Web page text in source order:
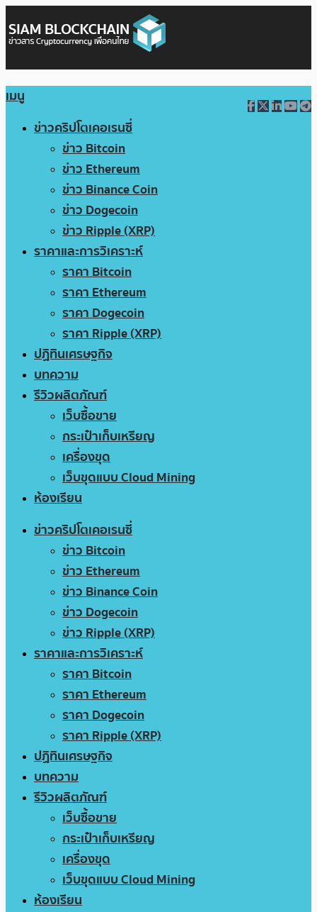
เมนู
ข่าวคริปโตเคอเรนซี่
ข่าว Bitcoin
ข่าว Ethereum
ข่าว Binance Coin
ข่าว Dogecoin
ข่าว Ripple (XRP)
ราคาและการวิเคราะห์
ราคา Bitcoin
ราคา Ethereum
ราคา Dogecoin
ราคา Ripple (XRP)
ปฏิทินเศรษฐกิจ
บทความ
รีวิวผลิตภัณฑ์
เว็บซื้อขาย
กระเป๋าเก็บเหรียญ
เครื่องขุด
เว็บขุดแบบ Cloud Mining
ห้องเรียน
ข่าวคริปโตเคอเรนซี่
ข่าว Bitcoin
ข่าว Ethereum
ข่าว Binance Coin
ข่าว Dogecoin
ข่าว Ripple (XRP)
ราคาและการวิเคราะห์
ราคา Bitcoin
ราคา Ethereum
ราคา Dogecoin
ราคา Ripple (XRP)
ปฏิทินเศรษฐกิจ
บทความ
รีวิวผลิตภัณฑ์
เว็บซื้อขาย
กระเป๋าเก็บเหรียญ
เครื่องขุด
เว็บขุดแบบ Cloud Mining
ห้องเรียน